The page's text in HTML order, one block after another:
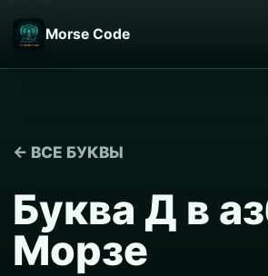
Morse Code
← ВСЕ БУКВЫ
Буква Д в
Морзе